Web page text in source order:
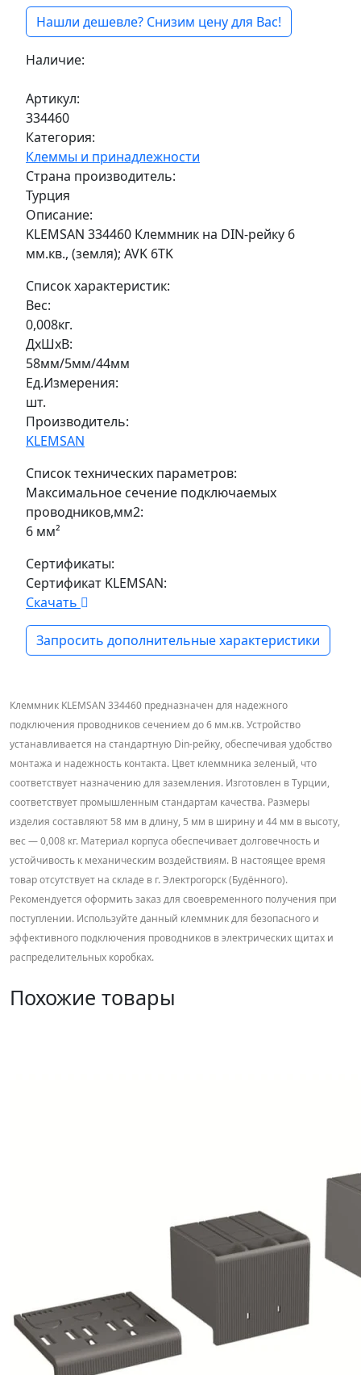
Нашли дешевле? Снизим цену для Вас!
Наличие:
Артикул:
334460
Категория:
Клеммы и принадлежности
Страна производитель:
Турция
Описание:
KLEMSAN 334460 Клеммник на DIN-рейку 6
мм.кв., (земля); AVK 6TK
Список характеристик:
Вес:
0,008кг.
ДxШxВ:
58мм/5мм/44мм
Ед.Измерения:
шт.
Производитель:
KLEMSAN
Список технических параметров:
Максимальное сечение подключаемых
проводников,мм2:
6 мм²
Сертификаты:
Сертификат KLEMSAN:
Скачать
Запросить дополнительные характеристики
Клеммник KLEMSAN 334460 предназначен для надежного
подключения проводников сечением до 6 мм.кв. Устройство
устанавливается на стандартную Din-рейку, обеспечивая удобство
монтажа и надежность контакта. Цвет клеммника зеленый, что
соответствует назначению для заземления. Изготовлен в Турции,
соответствует промышленным стандартам качества. Размеры
изделия составляют 58 мм в длину, 5 мм в ширину и 44 мм в высоту,
вес — 0,008 кг. Материал корпуса обеспечивает долговечность и
устойчивость к механическим воздействиям. В настоящее время
товар отсутствует на складе в г. Электрогорск (Будённого).
Рекомендуется оформить заказ для своевременного получения при
поступлении. Используйте данный клеммник для безопасного и
эффективного подключения проводников в электрических щитах и
распределительных коробках.
Похожие товары